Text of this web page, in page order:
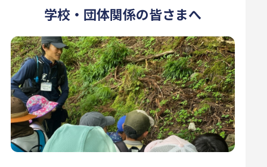
学校・団体関係の皆さまへ